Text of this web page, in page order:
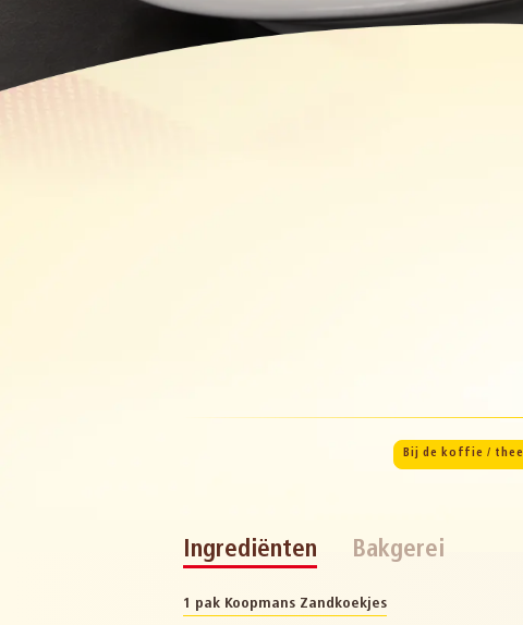
Bij de koffie / thee
Ingrediënten Bakgerei
1 pak Koopmans Zandkoekjes